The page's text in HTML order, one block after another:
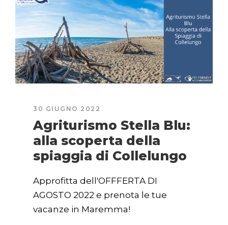
30 GIUGNO 2022
Agriturismo Stella Blu:
alla scoperta della
spiaggia di Collelungo
Approfitta dell'OFFFERTA DI
AGOSTO 2022 e prenota le tue
vacanze in Maremma!